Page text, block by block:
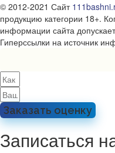
© 2012-2021 Сайт
продукцию категории 18+.
информации сайта
Гиперссылки на источник
Заказать оценку
Записаться